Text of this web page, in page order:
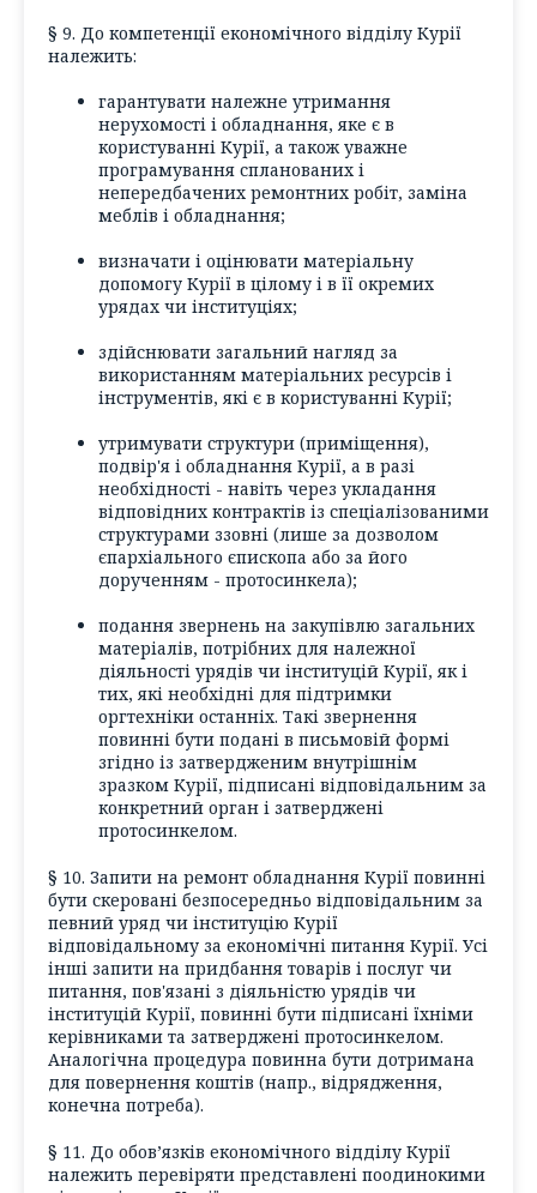
§ 9. До компетенції економічного відділу Курії
належить:
гарантувати належне утримання
нерухомості і обладнання, яке є в
користуванні Курії, а також уважне
програмування спланованих і
непередбачених ремонтних робіт, заміна
меблів і обладнання;
визначати і оцінювати матеріальну
допомогу Курії в цілому і в її окремих
урядах чи інституціях;
здійснювати загальний нагляд за
використанням матеріальних ресурсів і
інструментів, які є в користуванні Курії;
утримувати структури (приміщення),
подвір'я і обладнання Курії, а в разі
необхідності - навіть через укладання
відповідних контрактів із спеціалізованими
структурами ззовні (лише за дозволом
єпархіального єпископа або за його
дорученням - протосинкела);
подання звернень на закупівлю загальних
матеріалів, потрібних для належної
діяльності урядів чи інституцій Курії, як і
тих, які необхідні для підтримки
оргтехніки останніх. Такі звернення
повинні бути подані в письмовій формі
згідно із затвердженим внутрішнім
зразком Курії, підписані відповідальним за
конкретний орган і затверджені
протосинкелом.
§ 10. Запити на ремонт обладнання Курії повинні
бути скеровані безпосередньо відповідальним за
певний уряд чи інституцію Курії
відповідальному за економічні питання Курії. Усі
інші запити на придбання товарів і послуг чи
питання, пов'язані з діяльністю урядів чи
інституцій Курії, повинні бути підписані їхніми
керівниками та затверджені протосинкелом.
Аналогічна процедура повинна бути дотримана
для повернення коштів (напр., відрядження,
конечна потреба).
§ 11. До обов’язків економічного відділу Курії
належить перевіряти представлені поодинокими